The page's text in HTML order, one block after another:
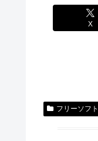
X
フリーソフ